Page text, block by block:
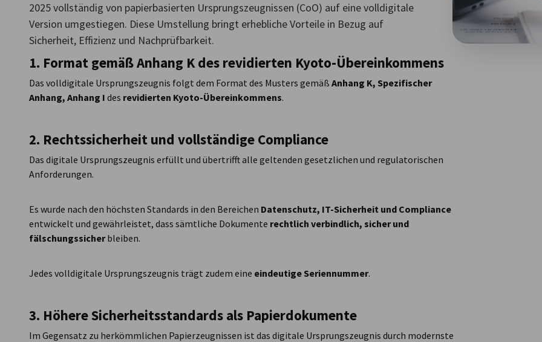
Morocco
2025 vollständig von papierbasierten Ursprungszeugnissen (CoO) auf eine volldigitale
Version umgestiegen. Diese Umstellung bringt erhebliche Vorteile in Bezug auf
Sicherheit, Effizienz und Nachprüfbarkeit.
1. Format gemäß Anhang K des revidierten Kyoto-Übereinkommens
Das volldigitale Ursprungszeugnis folgt dem Format des Musters gemäß Anhang K, Spezifischer
Anhang, Anhang I des revidierten Kyoto-Übereinkommens.
2. Rechtssicherheit und vollständige Compliance
Das digitale Ursprungszeugnis erfüllt und übertrifft alle geltenden gesetzlichen und regulatorischen
Anforderungen.
Es wurde nach den höchsten Standards in den Bereichen Datenschutz, IT-Sicherheit und Compliance
entwickelt und gewährleistet, dass sämtliche Dokumente rechtlich verbindlich, sicher und
fälschungssicherbleiben.
Jedes volldigitale Ursprungszeugnis trägt zudem eine eindeutige Seriennummer.
3. Höhere Sicherheitsstandards als Papierdokumente
Im Gegensatz zu herkömmlichen Papierzeugnissen ist das digitale Ursprungszeugnis durch modernste